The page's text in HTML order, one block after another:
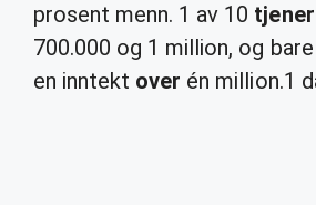
prosent menn. 1 av 10 tjener
700.000 og 1 million, og
en inntekt over én million.1